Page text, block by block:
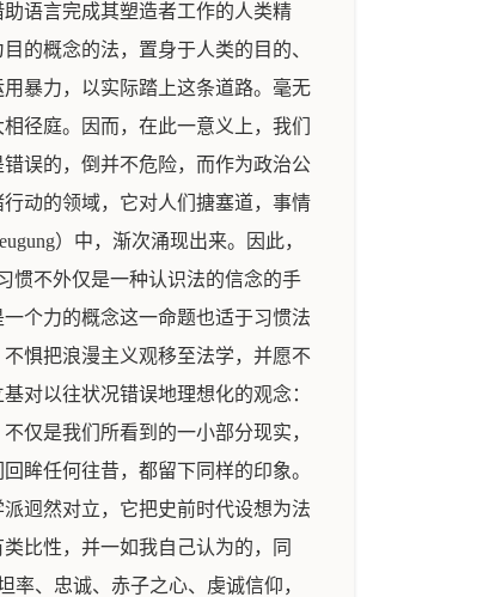
语言完成其塑造者工作的人类精
的概念的法，置身于人类的目的、
暴力，以实际踏上这条道路。毫无
径庭。因而，在此一意义上，我们
误的，倒并不危险，而作为政治公
动的领域，它对人们搪塞道，事情
）中，渐次涌现出来。因此，
惯不外仅是一种认识法的信念的手
个力的概念这一命题也适于习惯法
惧把浪漫主义观移至法学，并愿不
对以往状况错误地理想化的观念：
仅是我们所看到的一小部分现实，
眸任何往昔，都留下同样的印象。
迥然对立，它把史前时代设想为法
比性，并一如我自己认为的，同
、忠诚、赤子之心、虔诚信仰，